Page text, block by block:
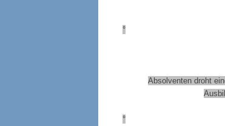
°
Absolventen droht
°